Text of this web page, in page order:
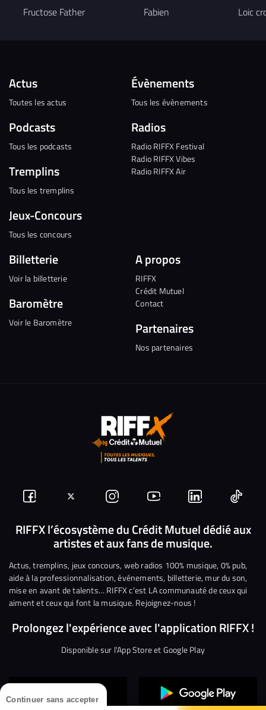
Continuer sans accepter
Fructose Father Fabien Loic
Actus
Toutes les actus
Podcasts
Tous les podcasts
Tremplins
Tous les tremplins
Jeux-Concours
Tous les concours
Évènements
Tous les évènements
Radios
Radio RIFFX Festival
Radio RIFFX Vibes
Radio RIFFX Air
Billetterie
Voir la billetterie
Baromètre
Voir le Baromètre
A propos
RIFFX
Crédit Mutuel
Contact
Partenaires
Nos partenaires
Suivez-
nous
Facebook
Suivez-
nous
sur
Twitter
Nous
rejoindre
sur
Instagram
Nous
rejoindre
sur
YouTube
Nous
rejoindre
sur
Linkedin
Nous
RIFFX l’écosystème du Crédit Mutuel dédié aux
artistes et aux fans de musique.
Actus, tremplins, jeux concours, web radios 100% musique, 0% pub,
aide à la professionnalisation, événements, billetterie, mur du son,
mise en avant de talents… RIFFX c’est LA communauté de ceux qui
aiment et ceux qui font la musique. Rejoignez-nous !
Prolongez l'expérience avec l'application RIFFX !
Disponible sur l'App Store et Google Play